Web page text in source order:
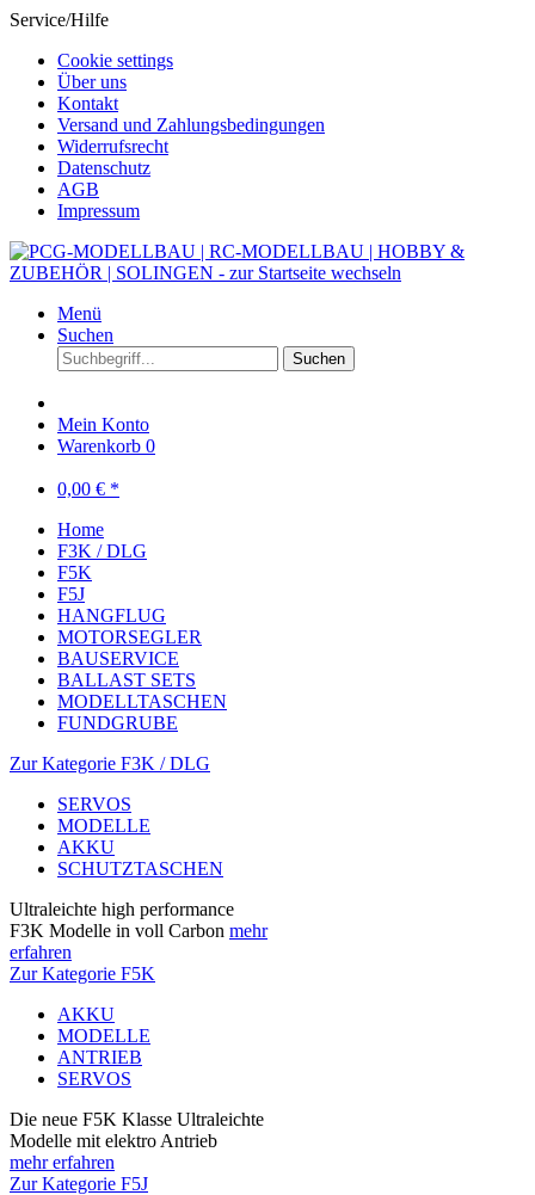
Service/Hilfe
Cookie settings
Über uns
Kontakt
Versand und Zahlungsbedingungen
Widerrufsrecht
Datenschutz
AGB
Impressum
Menü
Suchen
Suchen
Mein Konto
Warenkorb 0
0,00 € *
Home
F3K / DLG
F5K
F5J
HANGFLUG
MOTORSEGLER
BAUSERVICE
BALLAST SETS
MODELLTASCHEN
FUNDGRUBE
Zur Kategorie F3K / DLG
SERVOS
MODELLE
AKKU
SCHUTZTASCHEN
Ultraleichte high performance
F3K Modelle in voll Carbon mehr
erfahren
Zur Kategorie F5K
AKKU
MODELLE
ANTRIEB
SERVOS
Die neue F5K Klasse Ultraleichte
Modelle mit elektro Antrieb
mehr erfahren
Zur Kategorie F5J